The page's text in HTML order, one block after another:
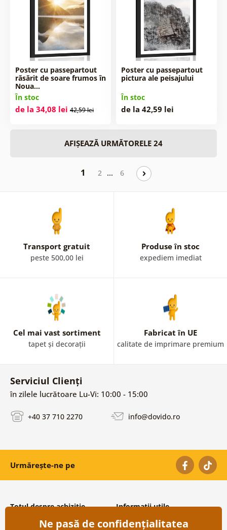
Poster cu passepartout
răsărit de soare frumos în
Noua…
În stoc
de la 34,08 lei 42,59 lei
Poster cu passepartout
pictura ale peisajului
În stoc
de la 42,59 lei
AFIȘEAZĂ URMĂTORELE 24
1 2 … 6
Transport gratuit
peste 500,00 lei
Produse în stoc
expediem imediat
Cel mai vast sortiment
tapet și decorații
Fabricat în UE
calitate de imprimare premium
Serviciul Clienți
în zilele lucrătoare Lu-Vi: 10:00 - 15:00
+40 37 710 2270 info@dovido.ro
Urmărește-ne pe
Totul despre achiziție
Condiții și termeni generali
Informații utile
Despre noi
Ne pasă de confidențialitatea